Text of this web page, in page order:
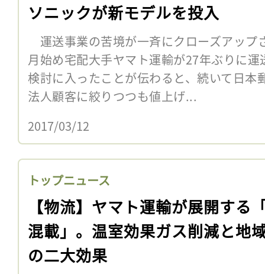
ソニックが新モデルを投入
運送事業の苦境が一斉にクローズアップ
月始め宅配大手ヤマト運輸が27年ぶりに
検討に入ったことが伝わると、続いて日本
法人顧客に絞りつつも値上げ...
2017/03/12
トップニュース
【物流】ヤマト運輸が展開する
混載」。温室効果ガス削減と地
の二大効果